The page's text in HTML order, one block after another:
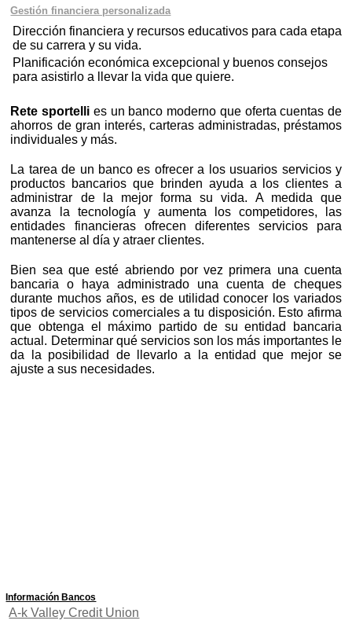
Gestión financiera personalizada
Dirección financiera y recursos educativos para cada etapa
de su carrera y su vida.
Planificación económica excepcional y buenos consejos
para asistirlo a llevar la vida que quiere.
Rete sportelli es un banco moderno que oferta cuentas de
ahorros de gran interés, carteras administradas, préstamos
individuales y más.
La tarea de un banco es ofrecer a los usuarios servicios y
productos bancarios que brinden ayuda a los clientes a
administrar de la mejor forma su vida. A medida que
avanza la tecnología y aumenta los competidores, las
entidades financieras ofrecen diferentes servicios para
mantenerse al día y atraer clientes.
Bien sea que esté abriendo por vez primera una cuenta
bancaria o haya administrado una cuenta de cheques
durante muchos años, es de utilidad conocer los variados
tipos de servicios comerciales a tu disposición. Esto afirma
que obtenga el máximo partido de su entidad bancaria
actual. Determinar qué servicios son los más importantes le
da la posibilidad de llevarlo a la entidad que mejor se
ajuste a sus necesidades.
Información Bancos
A-k Valley Credit Union